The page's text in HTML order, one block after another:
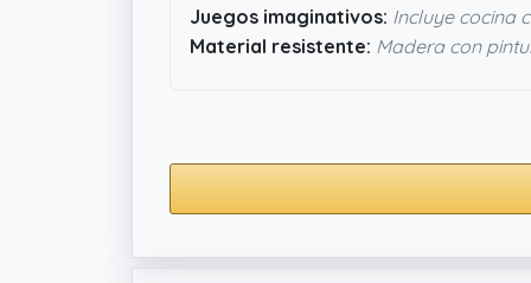
Juegos imaginativos: Incluye cocina
Material resistente: Madera con